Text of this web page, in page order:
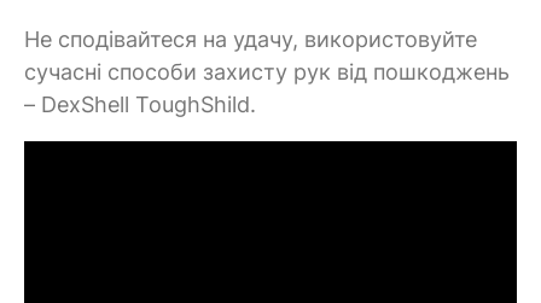
Не сподівайтеся на удачу, використовуйте
сучасні способи захисту рук від пошкоджень
– DexShell ToughShild.